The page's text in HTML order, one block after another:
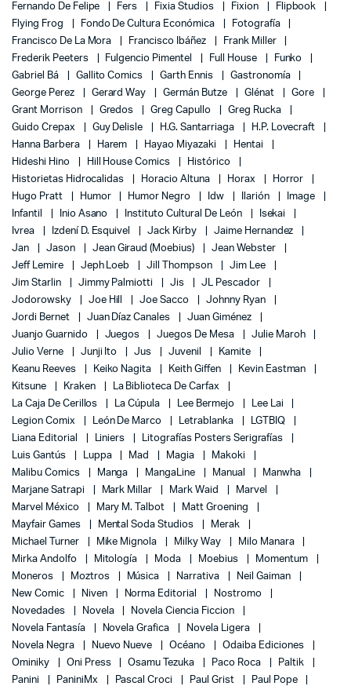
Fernando De Felipe
Fers Fixia Studios Fixion
Flipbook
Flying Frog
Fondo De Cultura Económica
Fotografía
Francisco De La Mora
Francisco Ibáñez
Frank Miller
Frederik Peeters
Fulgencio Pimentel Full House
Funko
Gabriel Bá
Gallito Comics Garth Ennis
Gastronomía
George Perez
Gerard Way Germán Butze Glénat
Gore
Grant Morrison
Gredos Greg Capullo
Greg Rucka
Guido Crepax
Guy Delisle H.G. Santarriaga
H.P. Lovecraft
Hanna Barbera
Harem Hayao Miyazaki
Hentai
Hideshi Hino
Hill House Comics
Histórico
Historietas Hidrocalidas
Horacio Altuna Horax
Horror
Hugo Pratt
Humor Humor Negro Idw Ilarión
Image
Infantil
Inio Asano Instituto Cultural De León
Isekai
Ivrea
Izdení D. Esquivel Jack Kirby
Jaime Hernandez
Jan
Jason Jean Giraud (Moebius)
Jean Webster
Jeff Lemire
Jeph Loeb Jill Thompson
Jim Lee
Jim Starlin
Jimmy Palmiotti Jis
JL Pescador
Jodorowsky
Joe Hill Joe Sacco
Johnny Ryan
Jordi Bernet
Juan Díaz Canales
Juan Giménez
Juanjo Guarnido
Juegos Juegos De Mesa
Julie Maroh
Julio Verne
Junji Ito Jus Juvenil
Kamite
Keanu Reeves
Keiko Nagita Keith Giffen
Kevin Eastman
Kitsune
Kraken
La Biblioteca De Carfax
La Caja De Cerillos
La Cúpula Lee Bermejo
Lee Lai
Legion Comix
León De Marco Letrablanka
LGTBIQ
Liana Editorial
Liniers
Litografías Posters Serigrafías
Luis Gantús
Luppa Mad Magia
Makoki
Malibu Comics
Manga MangaLine Manual
Manwha
Marjane Satrapi
Mark Millar Mark Waid
Marvel
Marvel México
Mary M. Talbot
Matt Groening
Mayfair Games
Mental Soda Studios
Merak
Michael Turner
Mike Mignola Milky Way
Milo Manara
Mirka Andolfo
Mitología Moda Moebius
Momentum
Moneros
Moztros Música Narrativa
Neil Gaiman
New Comic
Niven Norma Editorial
Nostromo
Novedades
Novela
Novela Ciencia Ficcion
Novela Fantasía
Novela Grafica
Novela Ligera
Novela Negra
Nuevo Nueve Océano
Odaiba Ediciones
Ominiky
Oni Press Osamu Tezuka Paco Roca
Paltik
Panini
PaniniMx Pascal Croci Paul Grist
Paul Pope